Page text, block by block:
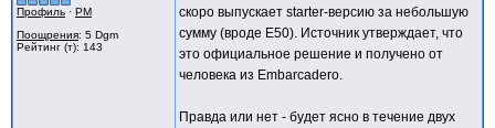
Профиль · PM
Поощрения: 5 Dgm
Рейтинг (т): 143
скоро выпускает starter-версию за небольшую
сумму (вроде E50). Источник утверждает, что
это официальное решение и получено от
человека из Embarcadero.
Правда или нет - будет ясно в течение двух